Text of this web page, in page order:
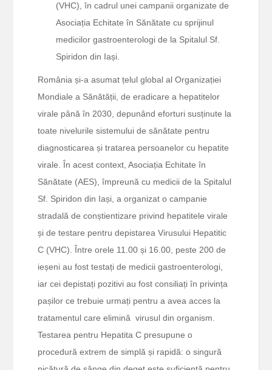
(VHC), în cadrul unei campanii organizate de
Asociația Echitate în Sănătate cu sprijinul
medicilor gastroenterologi de la Spitalul Sf.
Spiridon din Iași.
România și-a asumat țelul global al Organizației
Mondiale a Sănătății, de eradicare a hepatitelor
virale până în 2030, depunând eforturi susținute la
toate nivelurile sistemului de sănătate pentru
diagnosticarea și tratarea persoanelor cu hepatite
virale. În acest context, Asociația Echitate în
Sănătate (AES), împreună cu medicii de la Spitalul
Sf. Spiridon din Iași, a organizat o campanie
stradală de conștientizare privind hepatitele virale
și de testare pentru depistarea Virusului Hepatitic
C (VHC). Între orele 11.00 și 16.00, peste 200 de
ieșeni au fost testați de medicii gastroenterologi,
iar cei depistați pozitivi au fost consiliați în privința
pașilor ce trebuie urmați pentru a avea acces la
tratamentul care elimină virusul din organism.
Testarea pentru Hepatita C presupune o
procedură extrem de simplă și rapidă: o singură